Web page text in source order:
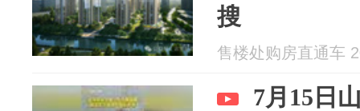
搜
售楼处购房直通车
7月15日